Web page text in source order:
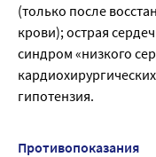
(только после
крови); острая
синдром «низкого
гипотензия.
Противопоказания